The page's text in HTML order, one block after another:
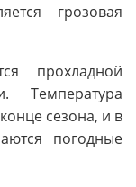
грозовая
прохладной
сезона, и в
погодные